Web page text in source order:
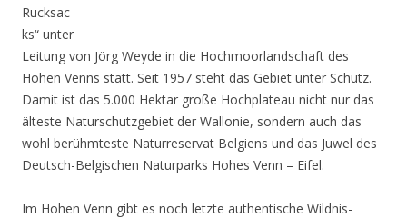
Rucksac
ks“ unter
Leitung von Jörg Weyde in die Hochmoorlandschaft des
Hohen Venns statt. Seit 1957 steht das Gebiet unter Schutz.
Damit ist das 5.000 Hektar große Hochplateau nicht nur das
älteste Naturschutzgebiet der Wallonie, sondern auch das
wohl berühmteste Naturreservat Belgiens und das Juwel des
Deutsch-Belgischen Naturparks Hohes Venn – Eifel.
Im Hohen Venn gibt es noch letzte authentische Wildnis-